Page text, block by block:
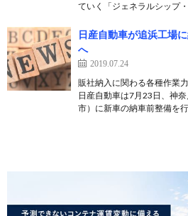
ていく「ジェネラルシップ
日産自動車が追浜工場
へ
2019.07.24
販社納入に関わる各種作業
日産自動車は7月23日、神
市）に新車の納車前整備を